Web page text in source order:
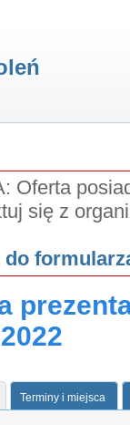
Oferta
się z
do
Terminy i miejsca